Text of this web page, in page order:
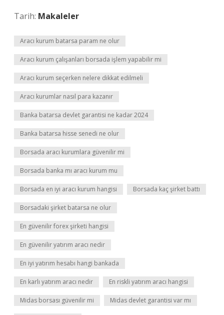
Tarih: Makaleler
Aracı kurum batarsa param ne olur
Aracı kurum çalışanları borsada işlem yapabilir mi
Aracı kurum seçerken nelere dikkat edilmeli
Aracı kurumlar nasıl para kazanır
Banka batarsa devlet garantisi ne kadar 2024
Banka batarsa hisse senedi ne olur
Borsada aracı kurumlara güvenilir mi
Borsada banka mı aracı kurum mu
Borsada en iyi aracı kurum hangisi Borsada kaç şirket battı
Borsadaki şirket batarsa ne olur
En güvenilir forex şirketi hangisi
En güvenilir yatırım aracı nedir
En iyi yatırım hesabı hangi bankada
En karlı yatırım aracı nedir En riskli yatırım aracı hangisi
Midas borsası güvenilir mi Midas devlet garantisi var mı